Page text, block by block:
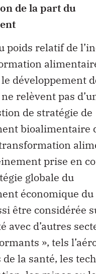
de la part du
poids relatif de
développement
relèvent pas
de stratégie de
bioalimentaire
prise en
globale du
économique du
être considérée
avec d’autres
», tels
de la santé, les